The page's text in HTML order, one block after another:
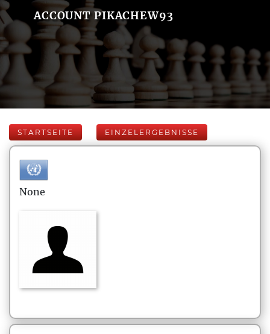
ACCOUNT PIKACHEW93
STARTSEITE EINZELERGEBNISSE
None